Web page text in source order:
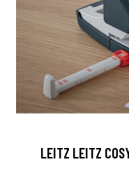
LEITZ LEITZ